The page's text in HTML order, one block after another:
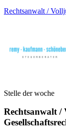
Rechtsanwalt /
Stelle der woche
Rechtsanwalt